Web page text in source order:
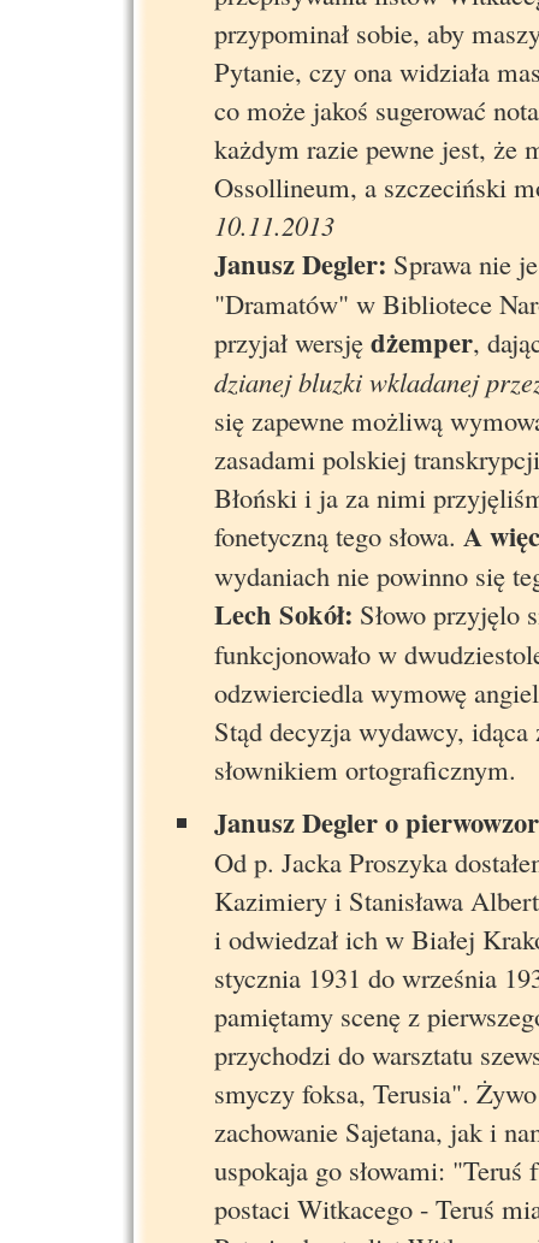
przypominał sobie, aby
Pytanie, czy ona widziała
co może jakoś sugerować
każdym razie pewne jest, że
Ossollineum, a szczeciński
10.11.2013
Janusz Degler: Sprawa nie
"Dramatów" w Bibliotece
przyjał wersję dżemper,
dzianej bluzki wkladanej
się zapewne możliwą
zasadami polskiej
Błoński i ja za nimi
fonetyczną tego słowa. A
wydaniach nie powinno się
Lech Sokół: Słowo przyjęlo
funkcjonowało w
odzwierciedla wymowę
Stąd decyzja wydawcy,
słownikiem ortograficznym.
Janusz Degler o
Od p. Jacka Proszyka
Kazimiery i Stanisława
i odwiedzał ich w Białej
stycznia 1931 do września
pamiętamy scenę z
przychodzi do warsztatu
smyczy foksa, Terusia".
zachowanie Sajetana, jak i
uspokaja go słowami:
postaci Witkacego - Teruś